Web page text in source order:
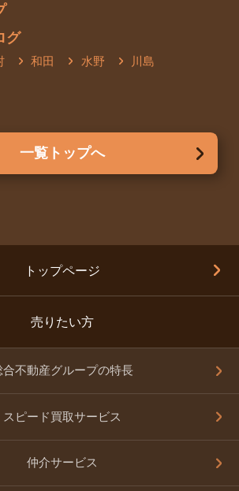
グ
和田 水野
川島
一覧トップへ
トップページ
売りたい方
合不動産グループの特長
スピード買取サービス
仲介サービス